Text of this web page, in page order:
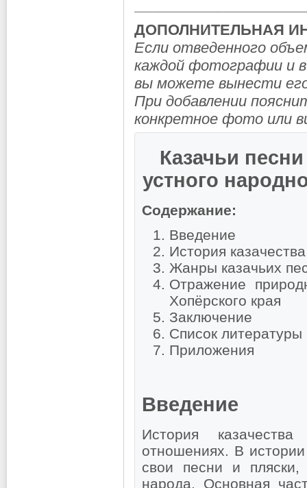
ДОПОЛНИТЕЛЬНАЯ
Если отведенного
каждой фотографии и
вы можете вынести
При добавлении
конкретное фото или
Казачьи
устного
Содержание:
Введение
История
Жанры казачьих
Отражение
Хопёрского края
Заключение
Список литературы
Приложения
Введение
История
отношениях. В
свои песни и
народа. Основная